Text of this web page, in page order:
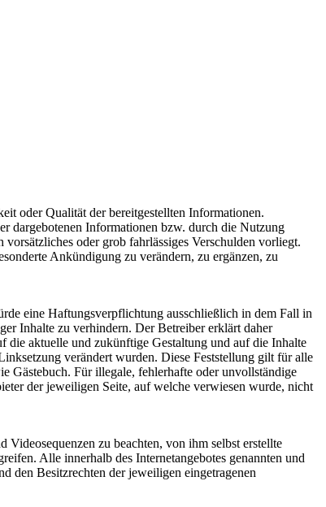
oder Qualität der bereitgestellten Informationen.
dargebotenen Informationen bzw. durch die Nutzung
oder grob fahrlässiges Verschulden vorliegt.
Ankündigung zu verändern, zu ergänzen, zu
eine Haftungsverpflichtung ausschließlich in dem Fall in
Inhalte zu verhindern. Der Betreiber erklärt daher
die aktuelle und zukünftige Gestaltung und auf die Inhalte
verändert wurden. Diese Feststellung gilt für alle
Gästebuch. Für illegale, fehlerhafte oder unvollständige
der jeweiligen Seite, auf welche verwiesen wurde, nicht
zu beachten, von ihm selbst erstellte
Alle innerhalb des Internetangebotes genannten und
den Besitzrechten der jeweiligen eingetragenen